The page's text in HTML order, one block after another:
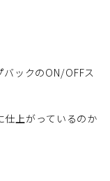
ックのON/OFFス
仕上がっているのか